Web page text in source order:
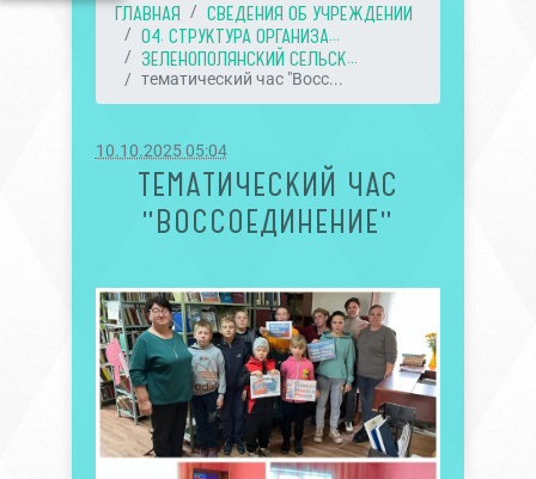
ГЛАВНАЯ
СВЕДЕНИЯ ОБ УЧРЕЖДЕНИИ
04. СТРУКТУРА ОРГАНИЗА...
ЗЕЛЕНОПОЛЯНСКИЙ СЕЛЬСК...
тематический час "Восс...
10.10.2025 05:04
ТЕМАТИЧЕСКИЙ ЧАС
"ВОССОЕДИНЕНИЕ"